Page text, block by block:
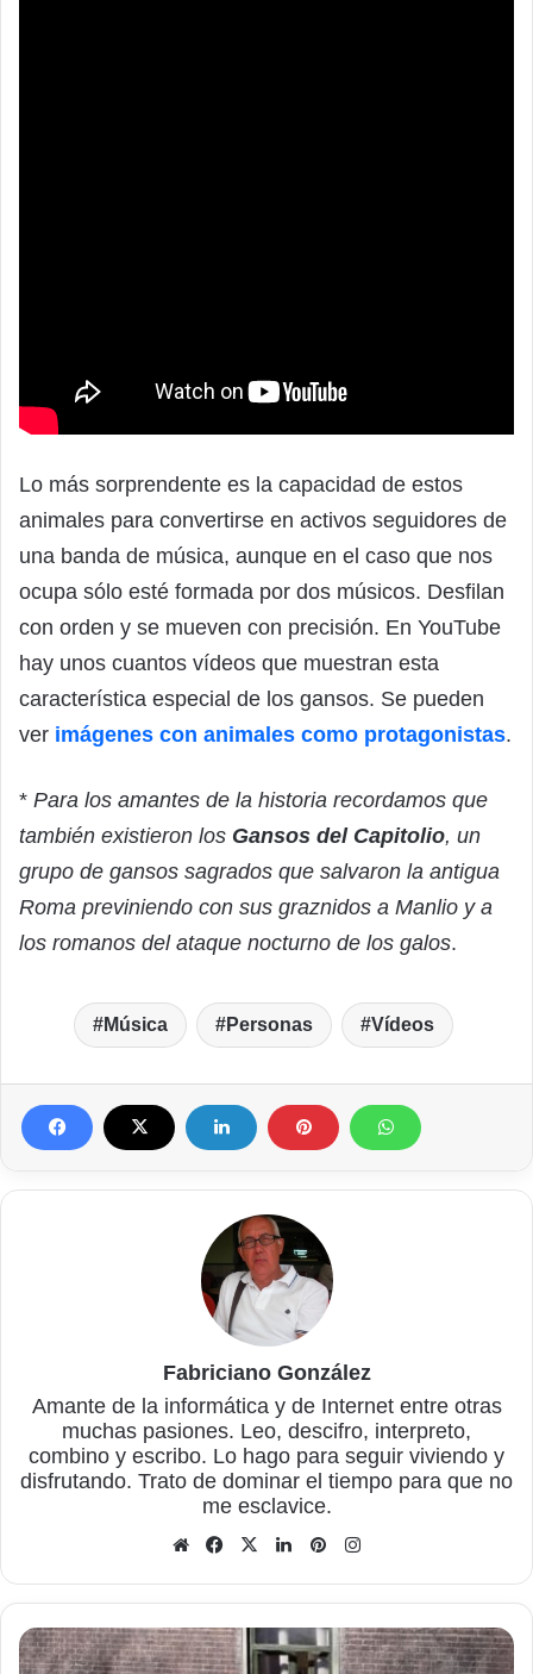
Lo más sorprendente es la capacidad de estos
animales para convertirse en activos seguidores de
una banda de música, aunque en el caso que nos
ocupa sólo esté formada por dos músicos. Desfilan
con orden y se mueven con precisión. En YouTube
hay unos cuantos vídeos que muestran esta
característica especial de los gansos. Se pueden
ver imágenes con animales como protagonistas.
* Para los amantes de la historia recordamos que
también existieron los Gansos del Capitolio, un
grupo de gansos sagrados que salvaron la antigua
Roma previniendo con sus graznidos a Manlio y a
los romanos del ataque nocturno de los galos.
Música Personas Vídeos
Fabriciano González
Amante de la informática y de Internet entre otras
muchas pasiones. Leo, descifro, interpreto,
combino y escribo. Lo hago para seguir viviendo y
disfrutando. Trato de dominar el tiempo para que no
me esclavice.
Sitio
Facebook
X LinkedInPinterest
Las
fotografías